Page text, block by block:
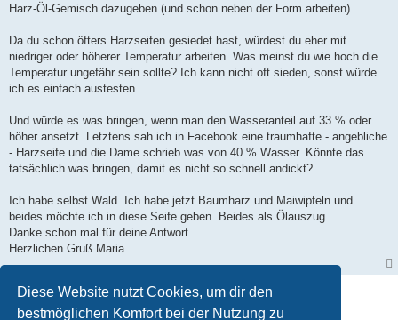
Diese Website nutzt Cookies, um dir den
bestmöglichen Komfort bei der Nutzung zu
Harz-Öl-Gemisch dazugeben (und schon neben der Form arbeiten).
Da du schon öfters Harzseifen gesiedet hast, würdest du eher mit
niedriger oder höherer Temperatur arbeiten. Was meinst du wie hoch die
Temperatur ungefähr sein sollte? Ich kann nicht oft sieden, sonst würde
ich es einfach austesten.
Und würde es was bringen, wenn man den Wasseranteil auf 33 % oder
höher ansetzt. Letztens sah ich in Facebook eine traumhafte - angebliche
- Harzseife und die Dame schrieb was von 40 % Wasser. Könnte das
tatsächlich was bringen, damit es nicht so schnell andickt?
Ich habe selbst Wald. Ich habe jetzt Baumharz und Maiwipfeln und
beides möchte ich in diese Seife geben. Beides als Ölauszug.
Danke schon mal für deine Antwort.
Herzlichen Gruß Maria
Antworten